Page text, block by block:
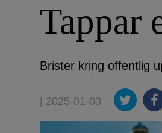
Tappar
Brister kring offentlig
| 2025-01-03